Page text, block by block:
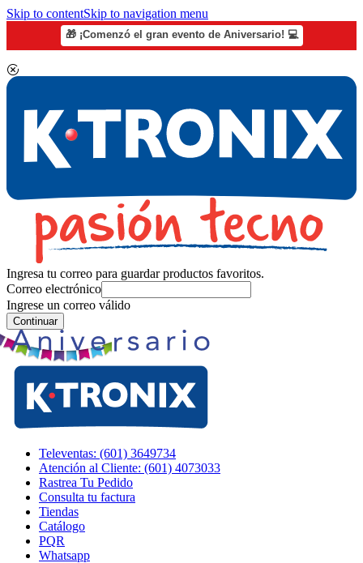
Skip to contentSkip to navigation menu
🎁 ¡Comenzó el gran evento de Aniversario! 💻
Ingresa tu correo para guardar productos favoritos.
Correo electrónico
Ingrese un correo válido
Continuar
Televentas: (601) 3649734
Atención al Cliente: (601) 4073033
Rastrea Tu Pedido
Consulta tu factura
Tiendas
Catálogo
PQR
Whatsapp